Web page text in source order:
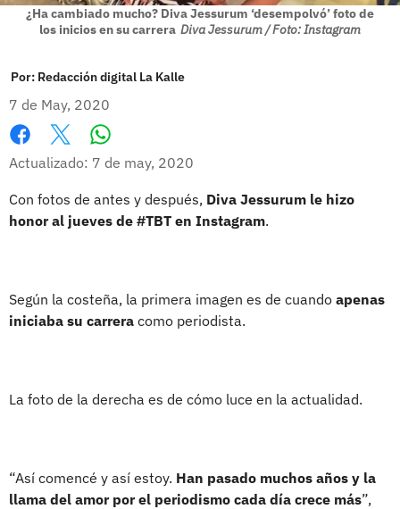
¿Ha cambiado mucho? Diva Jessurum ‘desempolvó’ foto de
los inicios en su carrera Diva Jessurum / Foto: Instagram
Por: Redacción digital La Kalle
7 de May, 2020
Facebook
X
Actualizado: 7 de may, 2020
Con fotos de antes y después, Diva Jessurum le hizo
honor al jueves de #TBT en Instagram.
Según la costeña, la primera imagen es de cuando apenas
iniciaba su carrera como periodista.
La foto de la derecha es de cómo luce en la actualidad.
“Así comencé y así estoy. Han pasado muchos años y la
llama del amor por el periodismo cada día crece más”,